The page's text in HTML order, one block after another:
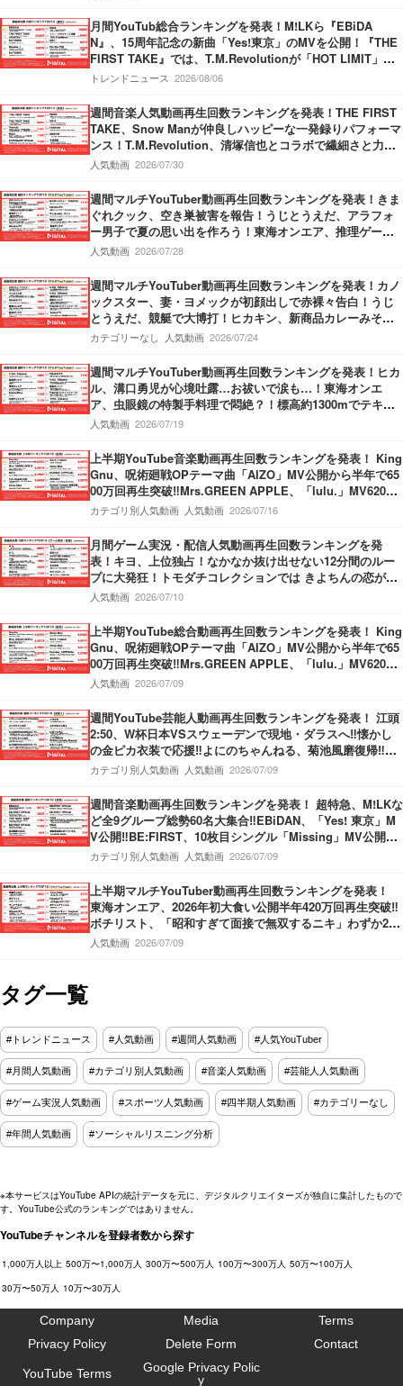
月間YouTub総合ランキングを発表！M!LKら『EBiDA
N』、15周年記念の新曲「Yes!東京」のMVを公開！『THE
FIRST TAKE』では、T.M.Revolutionが「HOT LIMIT」を
披露！『SixTONES』新曲「マイオンリー」のMVを公開！
トレンドニュース 2026/08/06
週間音楽人気動画再生回数ランキングを発表！THE FIRST
TAKE、Snow Manが仲良しハッピーな一発録りパフォーマ
ンス！T.M.Revolution、清塚信也とコラボで繊細さと力強
さ持ったパフォーマンスを披露！Vaundy、甲子園応援ソン
人気動画 2026/07/30
週間マルチYouTuber動画再生回数ランキングを発表！きま
ぐれクック、空き巣被害を報告！うじとうえだ、アラフォ
ー男子で夏の思い出を作ろう！東海オンエア、推理ゲーム
でミラクル勃発！
人気動画 2026/07/28
週間マルチYouTuber動画再生回数ランキングを発表！カノ
ックスター、妻・ヨメックが初顔出しで赤裸々告白！うじ
とうえだ、競艇で大博打！ヒカキン、新商品カレーみそき
んの発売開始を報告！
カテゴリーなし 人気動画 2026/07/24
週間マルチYouTuber動画再生回数ランキングを発表！ヒカ
ル、溝口勇児が心境吐露…お祓いで涙も…！東海オンエ
ア、虫眼鏡の特製手料理で悶絶？！標高約1300mでテキー
ラがぶ飲み…果たしてどちらが酔うのか？！
人気動画 2026/07/19
上半期YouTube音楽動画再生回数ランキングを発表！ King
Gnu、呪術廻戦OPテーマ曲「AIZO」MV公開から半年で65
00万回再生突破‼Mrs.GREEN APPLE、「lulu.」MV6200
万回再生突破‼M!LK、「爆裂愛してる」第3位獲得‼
カテゴリ別人気動画 人気動画 2026/07/16
月間ゲーム実況・配信人気動画再生回数ランキングを発
表！キヨ、上位独占！なかなか抜け出せない12分間のルー
プに大発狂！トモダチコレクションでは きよちんの恋が動
き出す！盲目少女をぬいぐるみを使って救うホラーゲーム
人気動画 2026/07/10
上半期YouTube総合動画再生回数ランキングを発表！ King
Gnu、呪術廻戦OPテーマ曲「AIZO」MV公開から半年で65
00万回再生突破‼Mrs.GREEN APPLE、「lulu.」MV6200
万回再生突破‼M!LK、「爆裂愛してる」第3位獲得‼
人気動画 2026/07/09
週間YouTube芸能人動画再生回数ランキングを発表！ 江頭
2:50、W杯日本VSスウェーデンで現地・ダラスへ‼懐かし
の金ピカ衣装で応援‼よにのちゃんねる、菊池風磨復帰‼神
楽坂のてんぷらの名店へ！捨て猫オーディション最終回公
カテゴリ別人気動画 人気動画 2026/07/09
週間音楽動画再生回数ランキングを発表！ 超特急、M!LKな
ど全9グループ総勢60名大集合‼EBiDAN、「Yes! 東京」M
V公開‼BE:FIRST、10枚目シングル「Missing」MV公開‼M
ove ver.＆Story ver.の2本立てMV‼THE FIRST TAKE、Kvi
カテゴリ別人気動画 人気動画 2026/07/09
上半期マルチYouTuber動画再生回数ランキングを発表！
東海オンエア、2026年初大食い公開半年420万回再生突破‼
ボチリスト、「昭和すぎて面接で無双するニキ」わずか2ヶ
月で420万回再生‼うじとうえだ、100種類お酒図鑑ハワイ
人気動画 2026/07/09
タグ一覧
#トレンドニュース #人気動画 #週間人気動画 #人気YouTuber
#月間人気動画 #カテゴリ別人気動画 #音楽人気動画 #芸能人人気動画
#ゲーム実況人気動画 #スポーツ人気動画 #四半期人気動画 #カテゴリーなし
#年間人気動画 #ソーシャルリスニング分析
※本サービスはYouTube APIの統計データを元に、デジタルクリエイターズが独自に集計したもので
す。YouTube公式のランキングではありません。
YouTubeチャンネルを登録者数から探す
1,000万人以上 500万〜1,000万人 300万〜500万人 100万〜300万人 50万〜100万人
30万〜50万人 10万〜30万人
Company Media
Terms
Privacy Policy
Delete Form Contact
YouTube Terms
Google Privacy Polic
y